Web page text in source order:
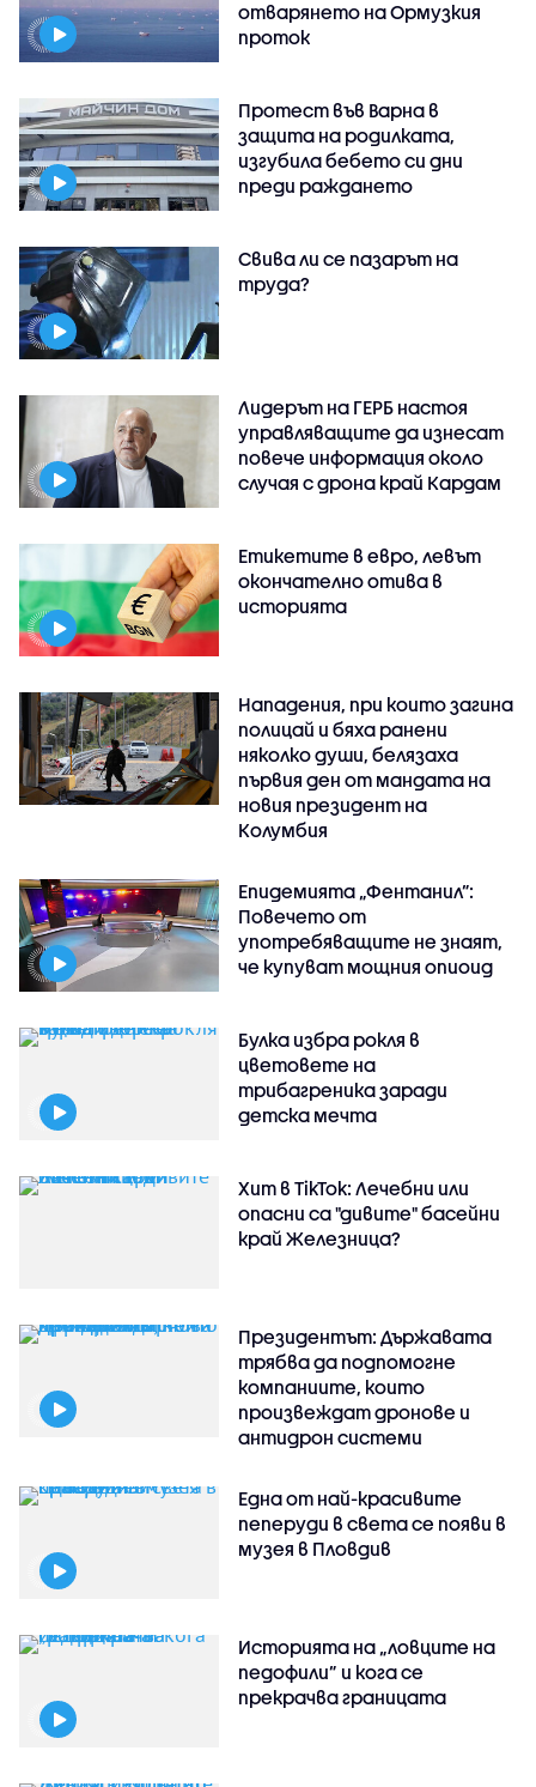
отварянето на Ормузкия
проток
Протест във Варна в
защита на родилката,
изгубила бебето си дни
преди раждането
Свива ли се пазарът на
труда?
Лидерът на ГЕРБ настоя
управляващите да изнесат
повече информация около
случая с дрона край Кардам
Етикетите в евро, левът
окончателно отива в
историята
Нападения, при които загина
полицай и бяха ранени
няколко души, белязаха
първия ден от мандата на
новия президент на
Колумбия
Епидемията „Фентанил”:
Повечето от
употребяващите не знаят,
че купуват мощния опиоид
Булка избра рокля в
цветовете на
трибагреника заради
детска мечта
Хит в TikTok: Лечебни или
опасни са "дивите" басейни
край Железница?
Президентът: Държавата
трябва да подпомогне
компаниите, които
произвеждат дронове и
антидрон системи
Една от най-красивите
пеперуди в света се появи в
музея в Пловдив
Историята на „ловците на
педофили” и кога се
прекрачва границата